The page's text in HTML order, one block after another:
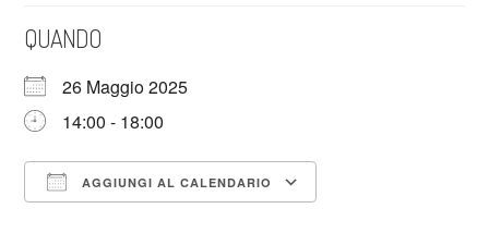
QUANDO
26 Maggio 2025
14:00 - 18:00
AGGIUNGI AL CALENDARIO